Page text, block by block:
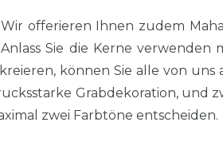
offerieren Ihnen zudem
Sie die Kerne verwenden
können Sie alle von
Grabdekoration, und
zwei Farbtöne entscheiden.